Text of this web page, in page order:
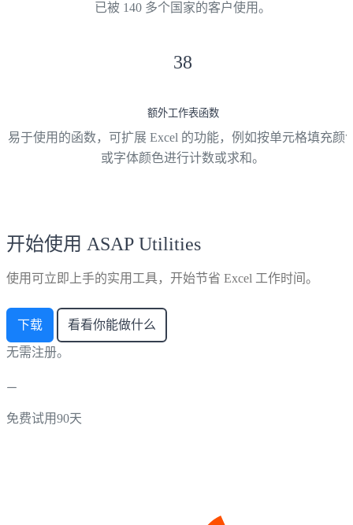
已被 140 多个国家的客户使用。
38
额外工作表函数
易于使用的函数，可扩展 Excel 的功能，例如按单元格填充颜
或字体颜色进行计数或求和。
开始使用 ASAP Utilities
使用可立即上手的实用工具，开始节省 Excel 工作时间。
下载 看看你能做什么
无需注册。
免费试用90天